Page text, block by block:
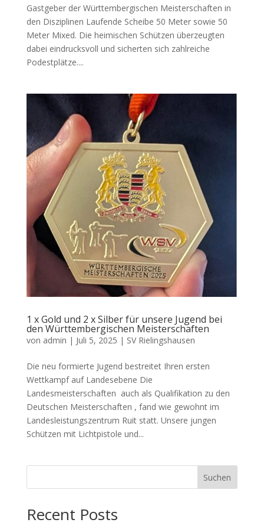
Gastgeber der Württembergischen Meisterschaften in
den Disziplinen Laufende Scheibe 50 Meter sowie 50
Meter Mixed. Die heimischen Schützen überzeugten
dabei eindrucksvoll und sicherten sich zahlreiche
Podestplätze....
1 x Gold und 2 x Silber für unsere Jugend bei
den Württembergischen Meisterschaften
von admin | Juli 5, 2025 | SV Rielingshausen
Die neu formierte Jugend bestreitet Ihren ersten
Wettkampf auf Landesebene Die
Landesmeisterschaften auch als Qualifikation zu den
Deutschen Meisterschaften , fand wie gewohnt im
Landesleistungszentrum Ruit statt. Unsere jungen
Schützen mit Lichtpistole und...
Suchen
Recent Posts